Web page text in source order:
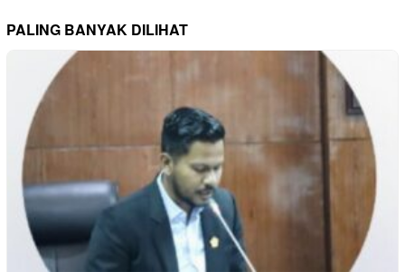
PALING BANYAK DILIHAT